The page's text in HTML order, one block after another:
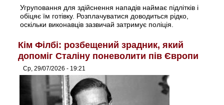
Угруповання для здійснення нападів наймає підлітків і
обіцяє їм готівку. Розплачуватися доводиться рідко,
оскільки виконавців зазвичай затримує поліція.
Кім Філбі: розбещений зрадник, який
допоміг Сталіну поневолити пів Європи
Ср, 29/07/2026 - 19:21